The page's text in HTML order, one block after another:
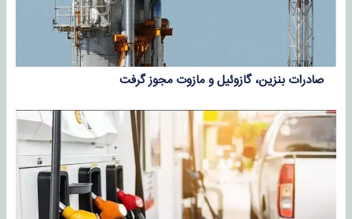
صادرات بنزین، گازوئیل و مازوت مجوز گرفت